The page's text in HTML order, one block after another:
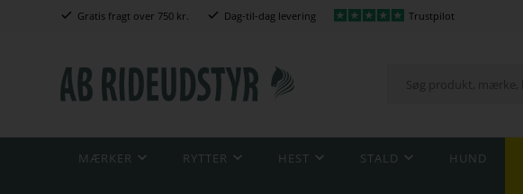
Gratis fragt over 750 kr. Dag-til-dag levering Trustpilot
MÆRKER RYTTER HEST STALD HUND